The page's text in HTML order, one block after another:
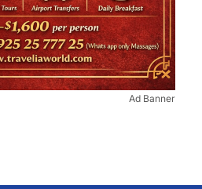
Ad Banner